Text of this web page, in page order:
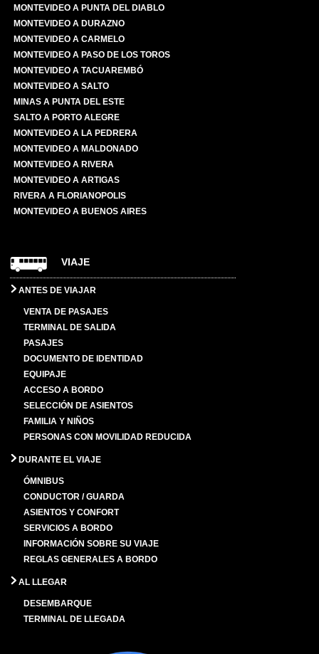
MONTEVIDEO A PUNTA DEL DIABLO
MONTEVIDEO A DURAZNO
MONTEVIDEO A CARMELO
MONTEVIDEO A PASO DE LOS TOROS
MONTEVIDEO A TACUAREMBÓ
MONTEVIDEO A SALTO
MINAS A PUNTA DEL ESTE
SALTO A PORTO ALEGRE
MONTEVIDEO A LA PEDRERA
MONTEVIDEO A MALDONADO
MONTEVIDEO A RIVERA
MONTEVIDEO A ARTIGAS
RIVERA A FLORIANOPOLIS
MONTEVIDEO A BUENOS AIRES
VIAJE
ANTES DE VIAJAR
VENTA DE PASAJES
TERMINAL DE SALIDA
PASAJES
DOCUMENTO DE IDENTIDAD
EQUIPAJE
ACCESO A BORDO
SELECCIÓN DE ASIENTOS
FAMILIA Y NIÑOS
PERSONAS CON MOVILIDAD REDUCIDA
DURANTE EL VIAJE
ÓMNIBUS
CONDUCTOR / GUARDA
ASIENTOS Y CONFORT
SERVICIOS A BORDO
INFORMACIÓN SOBRE SU VIAJE
REGLAS GENERALES A BORDO
AL LLEGAR
DESEMBARQUE
TERMINAL DE LLEGADA